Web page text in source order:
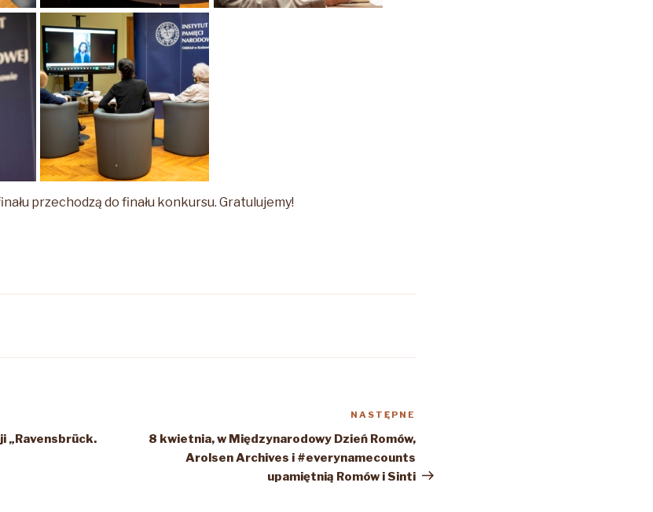
przechodzą do finału konkursu. Gratulujemy!
„Ravensbrück.
NASTĘPNE
8 kwietnia, w Międzynarodowy Dzień Romów,
Arolsen Archives i #everynamecounts
upamiętnią Romów i Sinti